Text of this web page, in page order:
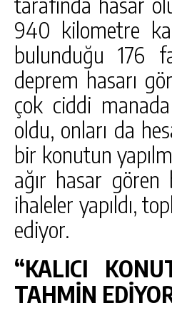
940 kilometre
bulunduğu 176
deprem hasarı
çok ciddi
oldu, onları da
bir konutun
ağır hasar gören
ihaleler yapıldı,
ediyor.
“KALICI
TAHMİN